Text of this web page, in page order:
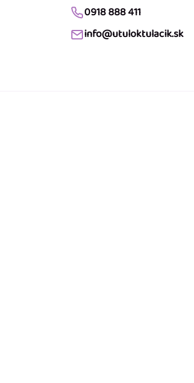
0918 888 411
info@utuloktulacik.sk